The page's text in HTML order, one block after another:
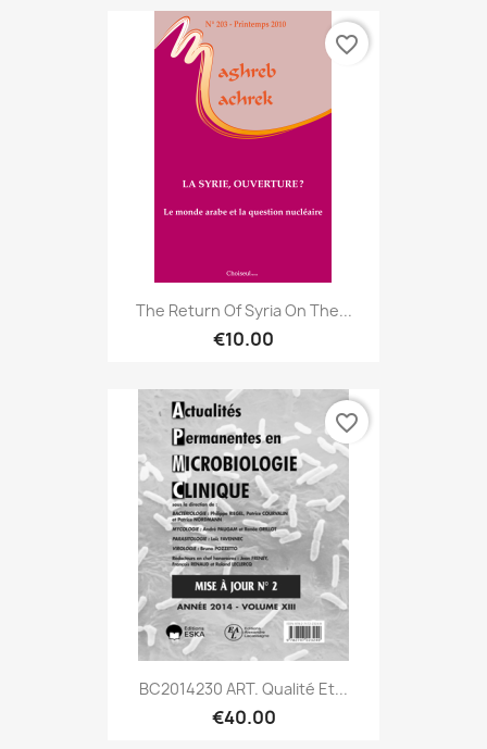
The Return Of Syria On The...
€10.00
favorite_border
BC2014230 ART. Qualité Et...
€40.00
favorite_border